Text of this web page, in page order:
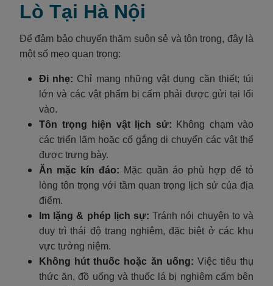
Lò Tại Hà Nội
Để đảm bảo chuyến thăm suôn sẻ và tôn trọng, đây là
một số mẹo quan trọng:
Đi nhẹ: Chỉ mang những vật dụng cần thiết; túi
lớn và các vật phẩm bị cấm phải được gửi tại lối
vào.
Tôn trọng hiện vật lịch sử: Không chạm vào
các triển lãm hoặc cố gắng di chuyển các vật thể
được trưng bày.
Ăn mặc kín đáo: Mặc quần áo phù hợp để tỏ
lòng tôn trọng với tầm quan trọng lịch sử của địa
điểm.
Im lặng & phép lịch sự: Tránh nói chuyện to và
duy trì thái độ trang nghiêm, đặc biệt ở các khu
vực tưởng niệm.
Không hút thuốc hoặc ăn uống: Việc tiêu thụ
thức ăn, đồ uống và thuốc lá bị nghiêm cấm bên